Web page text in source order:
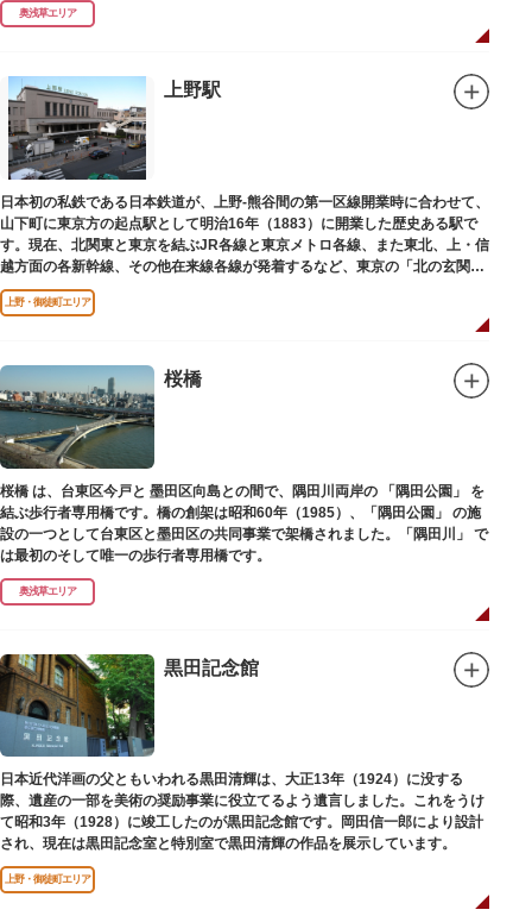
奥浅草エリア
上野駅
日本初の私鉄である日本鉄道が、上野-熊谷間の第一区線開業時に合わせて、
山下町に東京方の起点駅として明治16年（1883）に開業した歴史ある駅で
す。現在、北関東と東京を結ぶJR各線と東京メトロ各線、また東北、上・信
越方面の各新幹線、その他在来線各線が発着するなど、東京の「北の玄関
口」として機能しています。
上野・御徒町エリア
桜橋
桜橋 は、台東区今戸と 墨田区向島との間で、隅田川両岸の 「隅田公園」 を
結ぶ歩行者専用橋です。橋の創架は昭和60年（1985）、「隅田公園」 の施
設の一つとして台東区と墨田区の共同事業で架橋されました。「隅田川」 で
は最初のそして唯一の歩行者専用橋です。
奥浅草エリア
黒田記念館
日本近代洋画の父ともいわれる黒田清輝は、大正13年（1924）に没する
際、遺産の一部を美術の奨励事業に役立てるよう遺言しました。これをうけ
て昭和3年（1928）に竣工したのが黒田記念館です。岡田信一郎により設計
され、現在は黒田記念室と特別室で黒田清輝の作品を展示しています。
上野・御徒町エリア